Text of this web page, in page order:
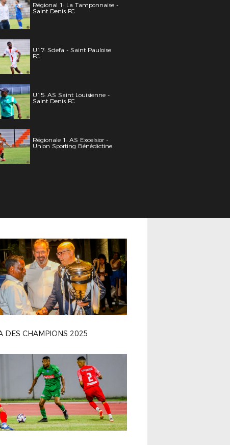
Régional 1: La Tamponnaise -
Saint Denis FC
U17: Sdefa - Saint Pauloise
FC
U15: AS Saint Louisienne -
Saint Denis FC
Régionale 1: AS Excelsior -
Union Sporting Bénédictine
DES CHAMPIONS 2025